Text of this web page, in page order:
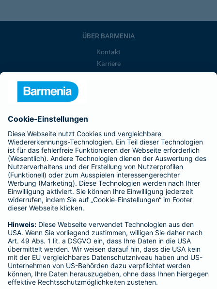
ÜBER BARMENIA
Kontakt
Karriere
Presse
Barmenia ist Teil der BarmeniaGothaer
BELIEBTE SEITEN
Kranken-Zusatzversicherung
Tierversicherungen
Haftpflichtversicherung
Hausratversicherung
Adresse ändern
Schaden melden
Kilometerstandsmeldung
Serviceübersicht